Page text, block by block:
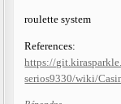
roulette system
References:
https://
serios9330/wiki/